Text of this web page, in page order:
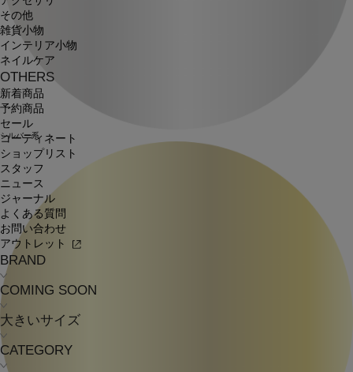
その他
雑貨小物
インテリア小物
ネイルケア
OTHERS
新着商品
予約商品
セール
コーディネート
ショップリスト
スタッフ
ニュース
ジャーナル
よくある質問
お問い合わせ
アウトレット
BRAND
COMING SOON
大きいサイズ
CATEGORY
シルバー系